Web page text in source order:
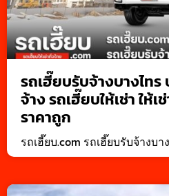
รถเฮี๊ยบรับจ้างบางไทร
จ้าง รถเฮี๊ยบให้เช่า ให้
ราคาถูก
รถเฮี๊ยบ.com รถเฮี๊ยบรับจ้างบ